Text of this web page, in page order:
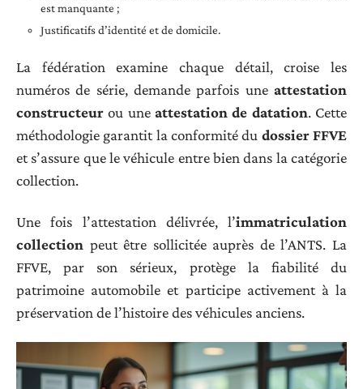
est manquante ;
Justificatifs d’identité et de domicile.
La fédération examine chaque détail, croise les
numéros de série, demande parfois une attestation
constructeur ou une attestation de datation. Cette
méthodologie garantit la conformité du dossier FFVE
et s’assure que le véhicule entre bien dans la catégorie
collection.
Une fois l’attestation délivrée, l’immatriculation
collection peut être sollicitée auprès de l’ANTS. La
FFVE, par son sérieux, protège la fiabilité du
patrimoine automobile et participe activement à la
préservation de l’histoire des véhicules anciens.